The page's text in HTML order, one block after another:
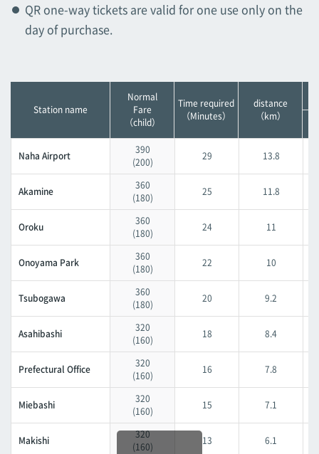
Asato
Omoromachi
Furujima
Naha City Hospital
Shuri
Ishimine
Kyozuka
Urasoe-Maeda
Miebashi
Asato
Omoromachi
Furujima
Naha City Hospital
Shuri
Ishimine
Kyozuka
Urasoe-Maeda
QR one-way tickets are valid for one use only on the
day of purchase.
Station name
Normal
Fare
（child）
Time required
（Minutes）
distance
（km）
Naha Airport
390
(200)
29 13.8
Akamine
360
(180)
25 11.8
Oroku
360
(180)
24 11
Onoyama Park
360
(180)
22 10
Tsubogawa
360
(180)
20 9.2
Asahibashi
320
(160)
18 8.4
Prefectural Office
320
(160)
16 7.8
Miebashi
320
(160)
15 7.1
Makishi
320
(160)
13 6.1